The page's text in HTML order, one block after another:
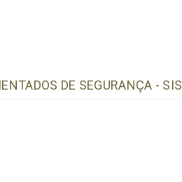
DE SEGURANÇA - SIS